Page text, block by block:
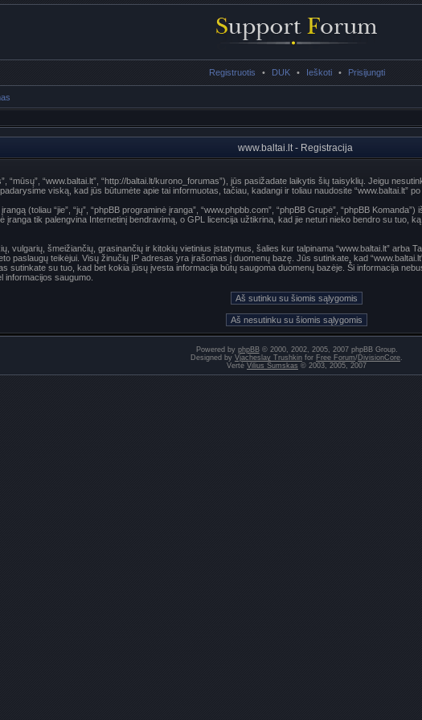
Registruotis • DUK • Ieškoti • Prisijungti
www.baltai.lt - Registracija
“mūsų”, “www.baltai.lt”, “http://baltai.lt/kurono_forumas”), jūs pasižadate laikytis šių taisyklių. Jeigu
viską, kad jūs būtumėte apie tai informuotas, tačiau, kadangi ir toliau naudosite “www.baltai.lt”
(toliau “jie”, “jų”, “phpBB programinė įranga”, “www.phpbb.com”, “phpBB Grupė”, “phpBB Komanda”)
įranga tik palengvina Internetinį bendravimą, o GPL licencija užtikrina, kad jie neturi nieko bendro su tuo,
vulgarių, šmeižiančių, grasinančių ir kitokių vietinius įstatymus, šalies kur talpinama “www.baltai.lt” arba
paslaugų teikėjui. Visų žinučių IP adresas yra įrašomas į duomenų bazę. Jūs sutinkate, kad
sutinkate su tuo, kad bet kokia jūsų įvesta informacija būtų saugoma duomenų bazėje. Ši informacija
informacijos saugumo.
Powered by phpBB© 2000, 2002, 2005, 2007 phpBB Group.
Designed by Vjacheslav Trushkin for Free Forum/DivisionCore.
Vertė Vilius Šumskas © 2003, 2005, 2007